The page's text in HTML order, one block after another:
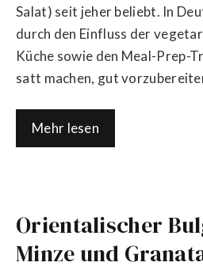
Salat) seit jeher beliebt. In
durch den Einfluss der
Küche sowie den Meal-Prep-
satt machen, gut
Mehr lesen
Orientalischer
Minze und